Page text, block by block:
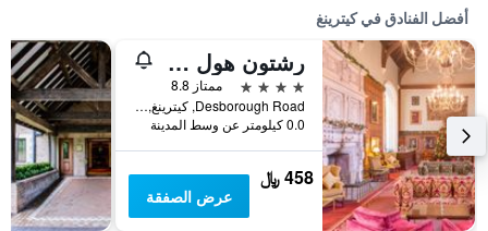
أفضل الفنادق في كيترينغ
رشتون هول هوتل آند سبا
4 نجوم
ممتاز 8.8
Desborough Road, كيترينغ, المملكة المتحدة
0.0 كيلومتر عن وسط المدينة
458 ﷼
عرض الصفقة